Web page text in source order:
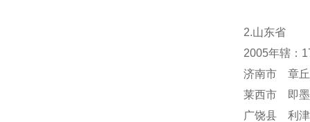
2.山东省
2005年辖：
济南市 章
莱西市 即
广饶县 利